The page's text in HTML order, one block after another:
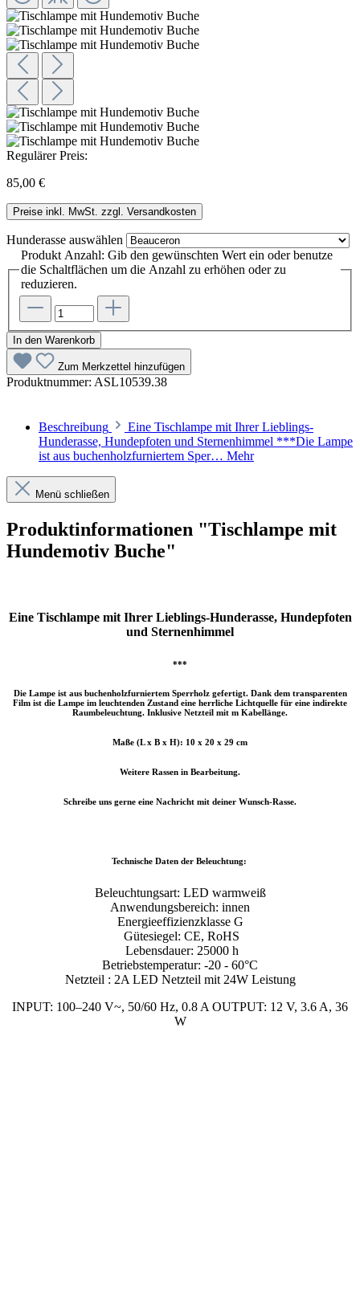
Regulärer Preis:
85,00 €
Preise inkl. MwSt. zzgl. Versandkosten
Hunderasse auswählen
Produkt Anzahl: Gib den gewünschten Wert ein oder benutze
die Schaltflächen um die Anzahl zu erhöhen oder zu
reduzieren.
In den Warenkorb
Zum Merkzettel hinzufügen
Produktnummer: ASL10539.38
Beschreibung
Eine Tischlampe mit Ihrer Lieblings-
Hunderasse, Hundepfoten und Sternenhimmel ***Die Lampe
ist aus buchenholzfurniertem Sper… Mehr
Menü schließen
Produktinformationen "Tischlampe mit
Hundemotiv Buche"
Eine Tischlampe mit Ihrer Lieblings-Hunderasse, Hundepfoten
und Sternenhimmel
***
Die Lampe ist aus buchenholzfurniertem Sperrholz gefertigt. Dank dem transparenten
Film ist die Lampe im leuchtenden Zustand eine herrliche Lichtquelle für eine indirekte
Raumbeleuchtung. Inklusive Netzteil mit m Kabellänge.
Maße (L x B x H): 10 x 20 x 29 cm
Weitere Rassen in Bearbeitung.
Schreibe uns gerne eine Nachricht mit deiner Wunsch-Rasse.
Technische Daten der Beleuchtung:
Beleuchtungsart: LED warmweiß
Anwendungsbereich: innen
Energieeffizienzklasse G
Gütesiegel: CE, RoHS
Lebensdauer: 25000 h
Betriebstemperatur: -20 - 60°C
Netzteil : 2A LED Netzteil mit 24W Leistung
INPUT: 100–240 V~, 50/60 Hz, 0.8 A OUTPUT: 12 V, 3.6 A, 36
W